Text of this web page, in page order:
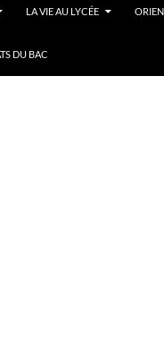
LA VIE AU LYCÉE
DU BAC